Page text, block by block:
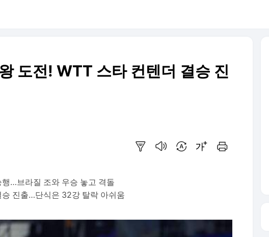
도전! WTT 스타 컨텐더 결승 진
행…브라질 조와 우승 놓고 격돌
진출…단식은 32강 탈락 아쉬움